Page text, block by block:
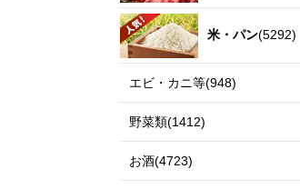
米・パン(5292)
エビ・カニ等(948)
野菜類(1412)
お酒(4723)